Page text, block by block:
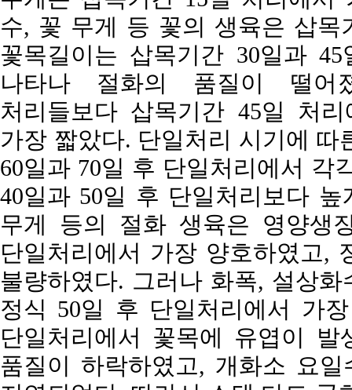
수, 꽃 무게 등 꽃의 생육은 삽목
꽃목길이는 삽목기간 30일과
나타나 절화의 품질이 떨어
처리들보다 삽목기간 45일 처
가장 짧았다. 단일처리 시기에
60일과 70일 후 단일처리에서 각
40일과 50일 후 단일처리보다
무게 등의 절화 생육은 영양생
단일처리에서 가장 양호하였고,
불량하였다. 그러나 화폭, 설상
정식 50일 후 단일처리에서 가
단일처리에서 꽃목에 유엽이
품질이 하락하였고, 개화소 요